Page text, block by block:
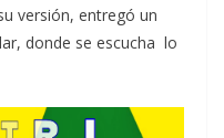
versión, entregó un
donde se escucha lo